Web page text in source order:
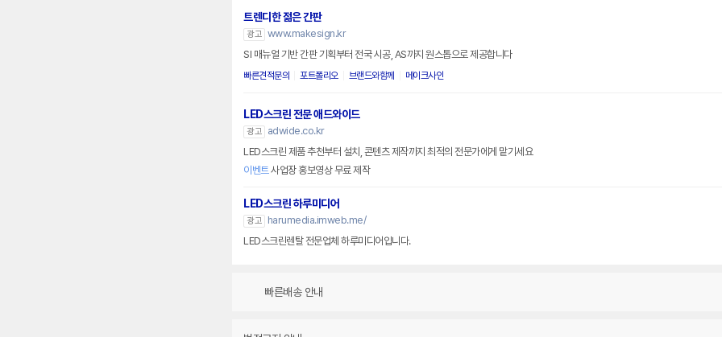
트렌디한 젊은 간판
광고 www.makesign.kr
SI 매뉴얼 기반 간판 기획부터 전국 시공, AS까지 원스톱으로 제공합니다
빠른견적문의 포트폴리오 브랜드와함께 메이크사인
LED스크린 전문 애드와이드
광고
adwide.co.kr
LED스크린 제품 추천부터 설치, 콘텐츠 제작까지 최적의 전문가에게 맡기세요
이벤트사업장 홍보영상 무료 제작
LED스크린 하루미디어
광고
harumedia.imweb.me/
LED스크린렌탈 전문업체 하루미디어입니다.
빠른배송 안내